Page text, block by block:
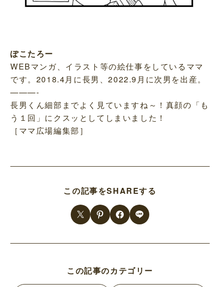
ぽこたろー
WEBマンガ、イラスト等の絵仕事をしているママ
です。2018.4月に長男、2022.9月に次男を出産。
———-
長男くん細部までよく見ていますね～！真顔の「も
う１回」にクスッとしてしまいました！
［ママ広場編集部］
この記事をSHAREする
この記事のカテゴリー